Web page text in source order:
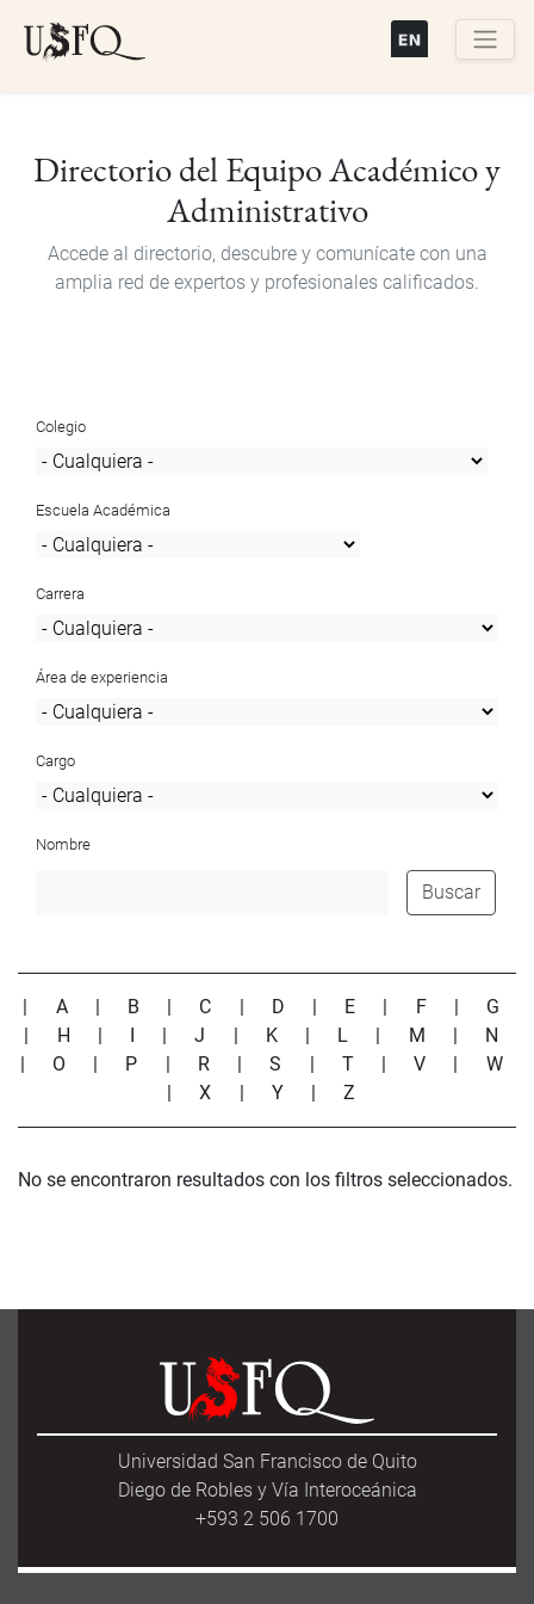
Directorio del Equipo Académico y
Administrativo
Accede al directorio, descubre y comunícate con una
amplia red de expertos y profesionales calificados.
Colegio
Escuela Académica
Carrera
Área de experiencia
Cargo
Nombre
Buscar
| A | B | C | D | E | F | G
| H | I |J | K | L | M | N
| O | P | R |S | T |V | W
|X | Y |Z
No se encontraron resultados con los filtros seleccionados.
Universidad San Francisco de Quito
Diego de Robles y Vía Interoceánica
+593 2 506 1700